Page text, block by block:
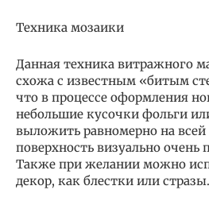
Техника мозаики
Данная техника витражного
схожа с известным «битым
что в процессе оформления
небольшие кусочки фольги
выложить равномерно на всей
поверхность визуально очень
Также при желании можно
декор, как блестки или стразы.